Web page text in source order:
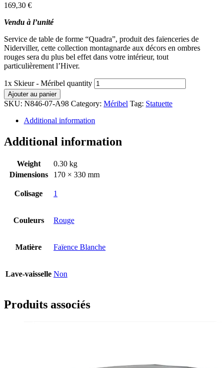
169,30 €
Vendu à l’unité
Service de table de forme “Quadra”, produit des faïenceries de
Niderviller, cette collection montagnarde aux décors en ombres
rouges sera du plus bel effet dans votre intérieur, tout
particulièrement l’Hiver.
1x Skieur - Méribel quantity
Ajouter au panier
SKU: N846-07-A98 Category: Méribel Tag: Statuette
Additional information
Additional information
Weight
0.30 kg
Dimensions
170 × 330 mm
Colisage 1
Couleurs Rouge
Matière Faïence Blanche
Lave-vaisselle Non
Produits associés